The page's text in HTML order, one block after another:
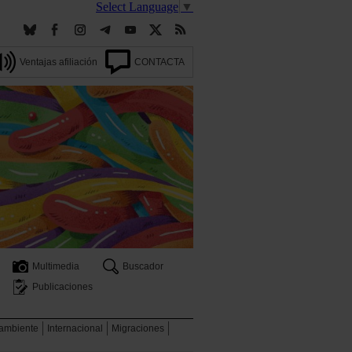
Select Language ▼
Ventajas afiliación CONTACTA
Multimedia
Buscador
Publicaciones
Internacional
Migraciones